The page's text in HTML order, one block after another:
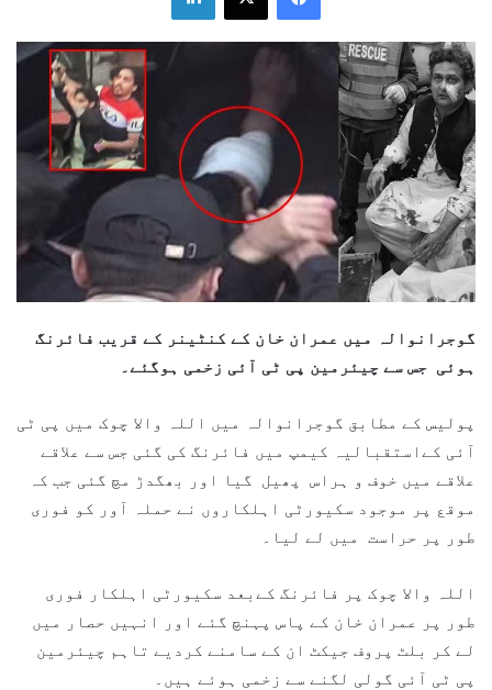
گوجرانوالہ میں عمران خان کے کنٹینر کے قریب فائرنگ
ہوئی جس سے چیئرمین پی ٹی آئی زخمی ہوگئے۔
پولیس کے مطابق گوجرانوالہ میں اللہ والا چوک میں پی ٹی
آئی کےاستقبالیہ کیمپ میں فائرنگ کی گئی جس سے علاقے
علاقے میں خوف و ہراس پھیل گیا اور بھگدڑ مچ گئی جب کہ
موقع پر موجود سکیورٹی اہلکاروں نے حملہ آور کو فوری
طور پر حراست میں لے لیا۔
اللہ والا چوک پر فائرنگ کےبعد سکیورٹی اہلکار فوری
طور پر عمران خان کے پاس پہنچ گئے اور انہیں حصار میں
لے کر بلٹ پروف جیکٹ ان کے سامنے کردیے تاہم چیئرمین
پی ٹی آئی گولی لگنے سے زخمی ہوئے ہیں۔